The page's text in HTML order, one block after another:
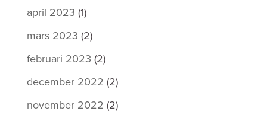
april 2023 (1)
mars 2023 (2)
februari 2023 (2)
december 2022 (2)
november 2022 (2)